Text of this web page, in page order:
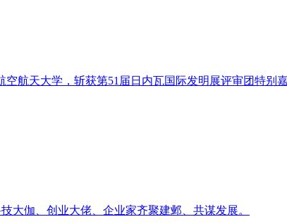
航天大学，斩获第51届日内瓦国际发明展评审团特别
大伽、创业大佬、企业家齐聚建邺、共谋发展。